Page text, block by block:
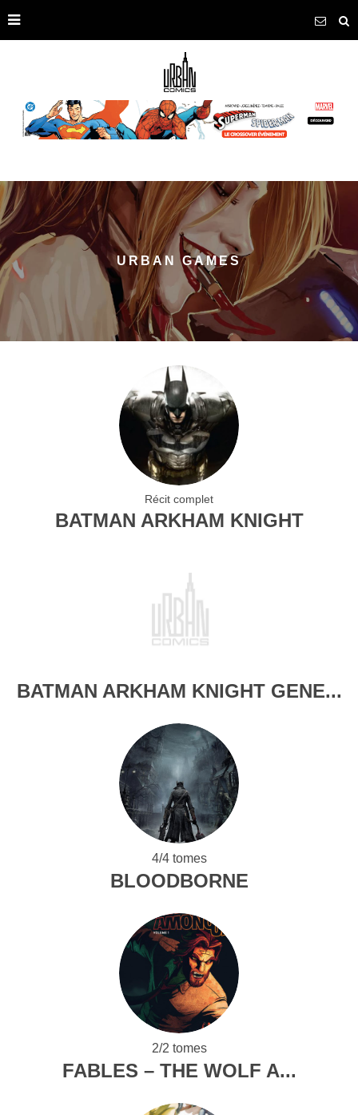
URBAN GAMES
Récit complet
BATMAN ARKHAM KNIGHT
BATMAN ARKHAM KNIGHT GENE...
4/4 tomes
BLOODBORNE
2/2 tomes
FABLES – THE WOLF A...